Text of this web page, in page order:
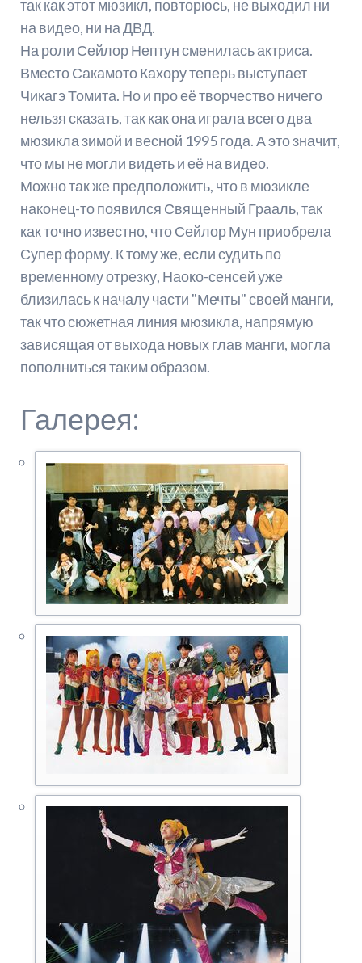
так как этот мюзикл, повторюсь, не выходил ни
на видео, ни на ДВД.
На роли Сейлор Нептун сменилась актриса.
Вместо Сакамото Кахору теперь выступает
Чикагэ Томита. Но и про её творчество ничего
нельзя сказать, так как она играла всего два
мюзикла зимой и весной 1995 года. А это значит,
что мы не могли видеть и её на видео.
Можно так же предположить, что в мюзикле
наконец-то появился Священный Грааль, так
как точно известно, что Сейлор Мун приобрела
Супер форму. К тому же, если судить по
временному отрезку, Наоко-сенсей уже
близилась к началу части "Мечты" своей манги,
так что сюжетная линия мюзикла, напрямую
зависящая от выхода новых глав манги, могла
пополниться таким образом.
Галерея: